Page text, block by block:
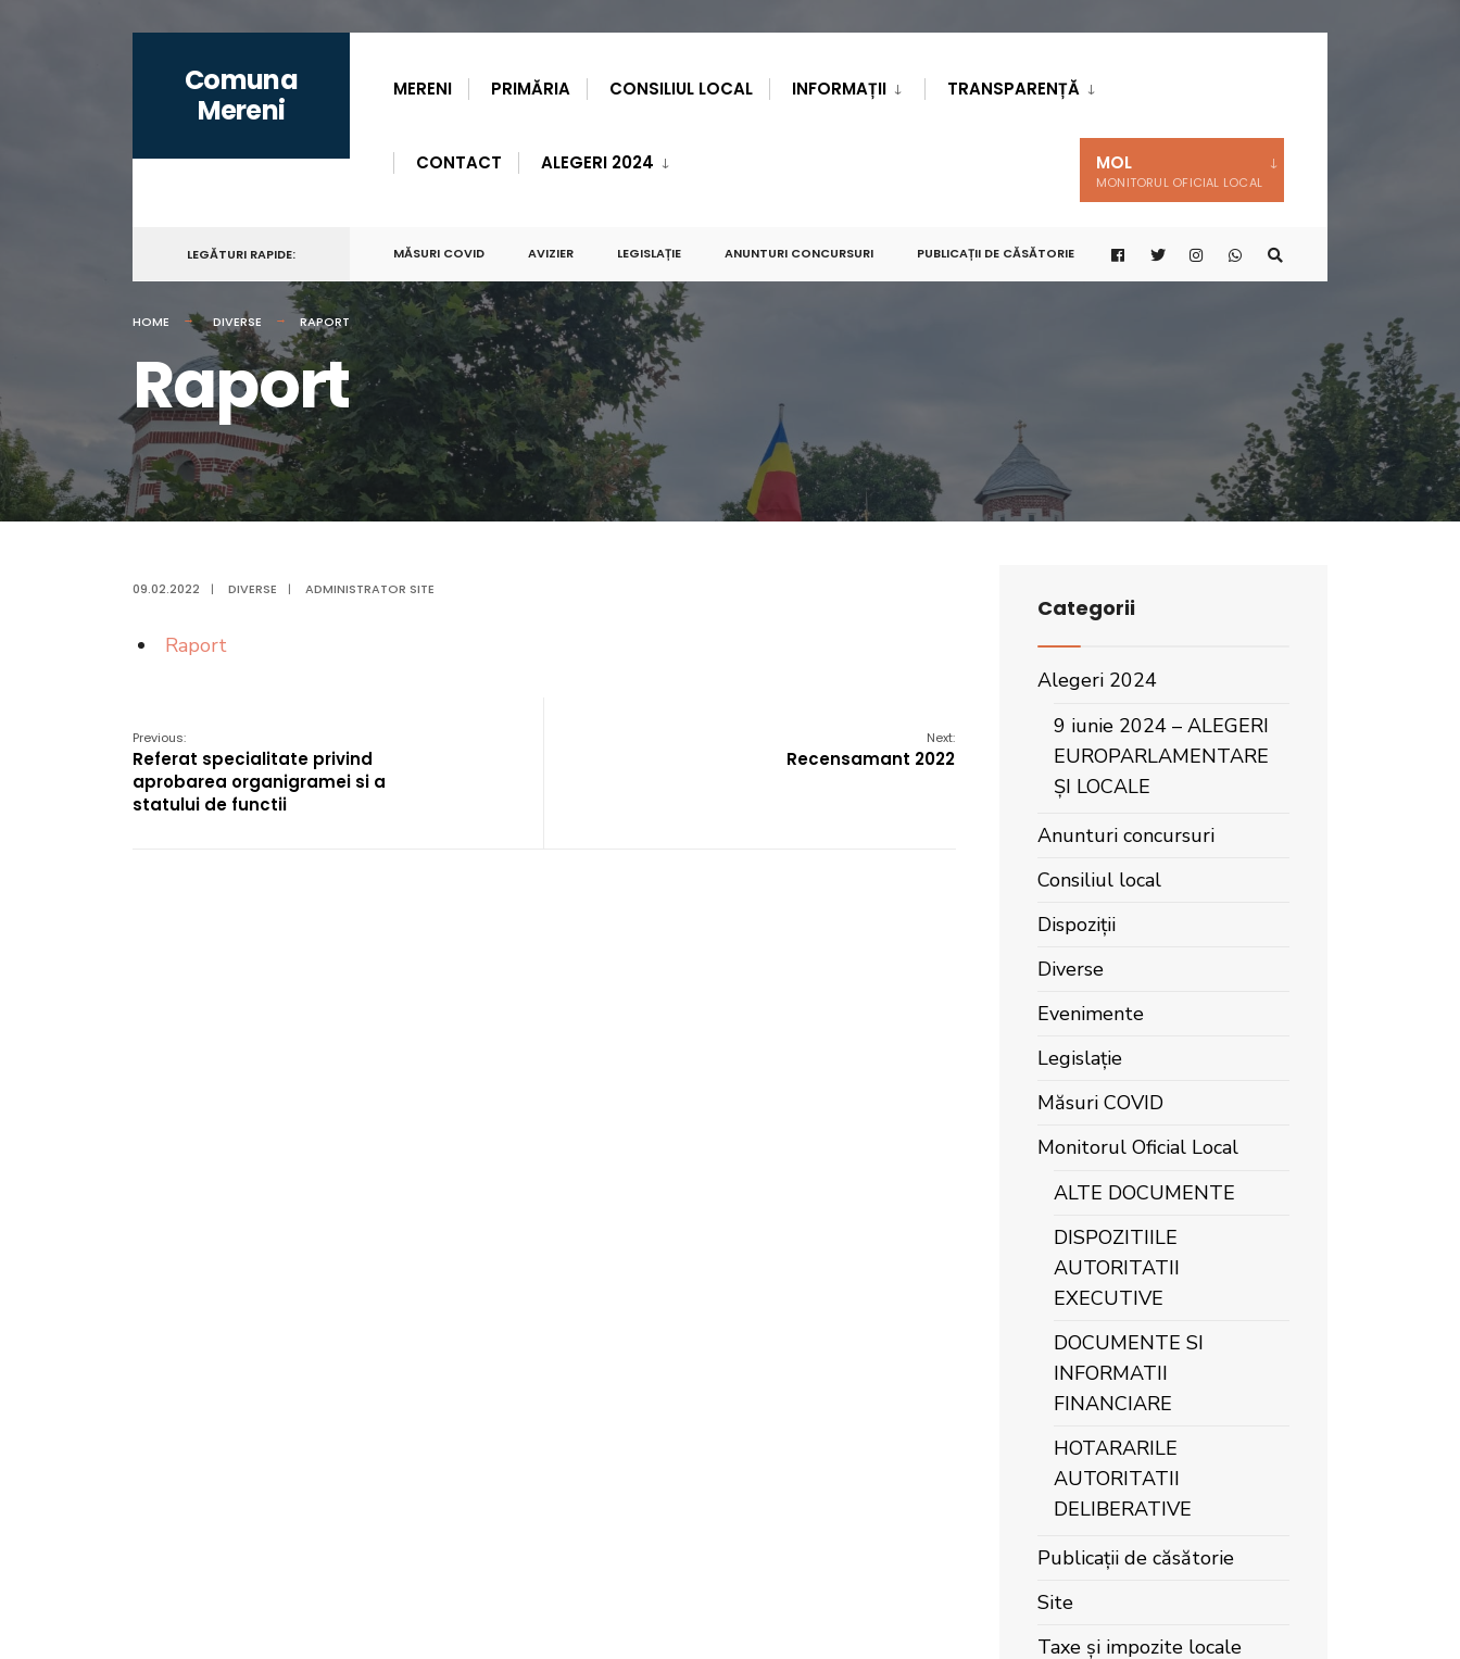
content
Comuna
Mereni
MERENI PRIMĂRIA CONSILIUL LOCAL INFORMAȚII TRANSPARENȚĂ
MOL
MONITORUL OFICIAL LOCAL
CONTACT ALEGERI 2024
LEGĂTURI RAPIDE: MĂSURI COVID AVIZIER LEGISLAȚIE ANUNTURI CONCURSURI PUBLICAȚII DE CĂSĂTORIE
HOME DIVERSE RAPORT
Raport
09.02.2022 | DIVERSE | ADMINISTRATOR SITE
Raport
Previous:
Referat specialitate privind
aprobarea organigramei si a
statului de functii
Next:
Recensamant 2022
Categorii
Alegeri 2024
9 iunie 2024 – ALEGERI
EUROPARLAMENTARE
ȘI LOCALE
Anunturi concursuri
Consiliul local
Dispoziții
Diverse
Evenimente
Legislație
Măsuri COVID
Monitorul Oficial Local
ALTE DOCUMENTE
DISPOZITIILE
AUTORITATII
EXECUTIVE
DOCUMENTE SI
INFORMATII
FINANCIARE
HOTARARILE
AUTORITATII
DELIBERATIVE
Publicații de căsătorie
Site
Taxe și impozite locale